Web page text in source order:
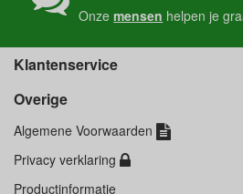
Onzemensen helpen je
Klantenservice
Overige
Algemene Voorwaarden
Privacy verklaring
Productinformatie